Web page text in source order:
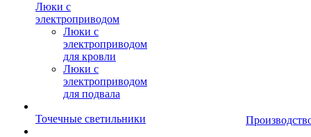
Люки с
электроприводом
Люки с
электроприводом
для кровли
Люки с
электроприводом
для подвала
Точечные светильники